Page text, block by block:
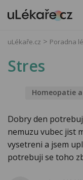
uLékaře.cz Poradna
Stres
Homeopatie
Dobry den
nemuzu vubec jist
vysetreni a jsem
potrebuji se toho